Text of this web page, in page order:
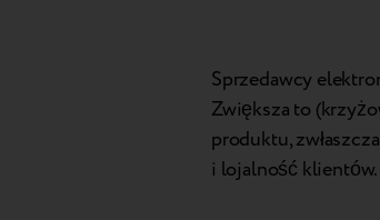
Sprzedawcy
Zwiększa to
produktu,
i lojalność klientów.